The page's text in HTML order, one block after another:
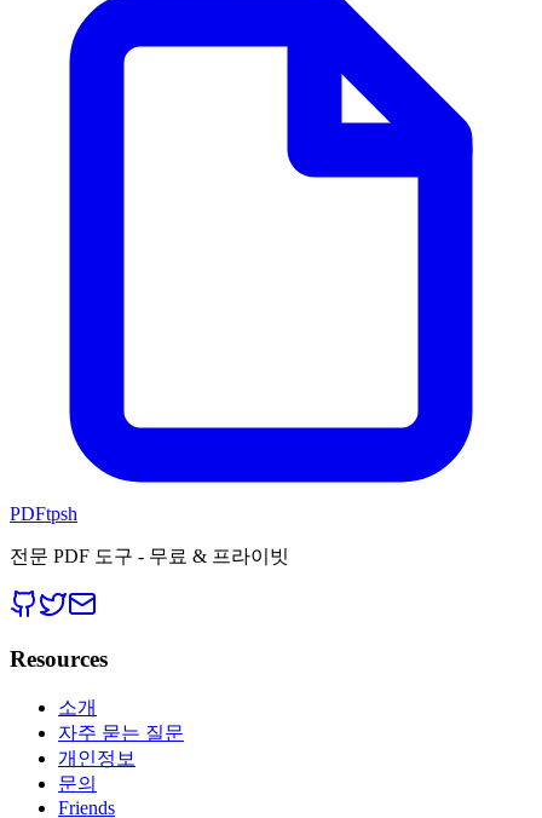
PDFtpsh
전문 PDF 도구 - 무료 & 프라이빗
Resources
소개
자주 묻는 질문
개인정보
문의
Friends